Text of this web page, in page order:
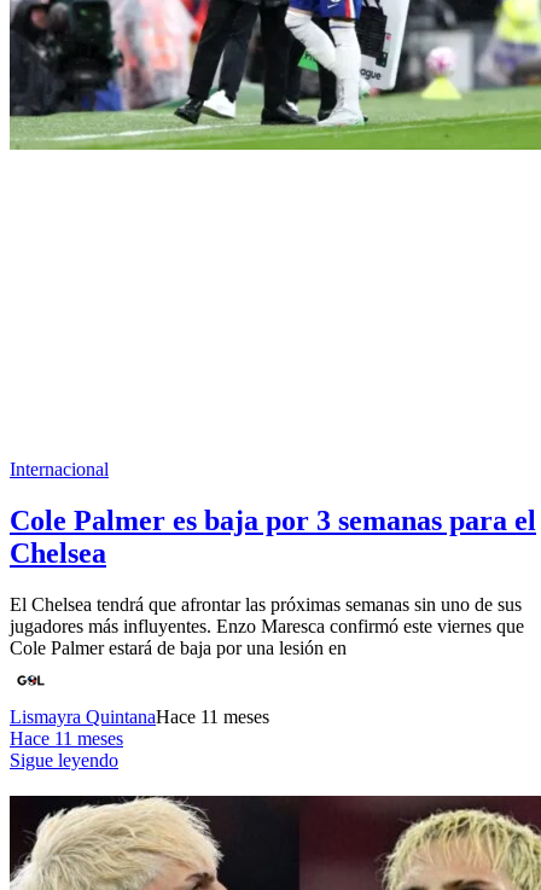
Internacional
Cole Palmer es baja por 3 semanas para el
Chelsea
El Chelsea tendrá que afrontar las próximas semanas sin uno de sus
jugadores más influyentes. Enzo Maresca confirmó este viernes que
Cole Palmer estará de baja por una lesión en
Lismayra QuintanaHace 11 meses
Hace 11 meses
Sigue leyendo